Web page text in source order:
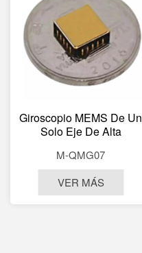
Giroscopio MEMS De Un
Solo Eje De Alta
M-QMG07
VER MÁS